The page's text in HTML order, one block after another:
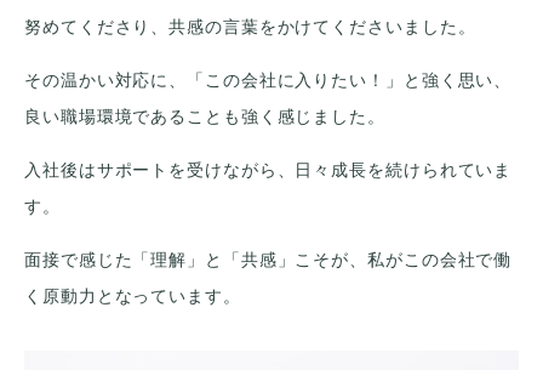
努めてくださり、共感の言葉をかけてくださいました。
その温かい対応に、「この会社に入りたい！」と強く思い、
良い職場環境であることも強く感じました。
入社後はサポートを受けながら、日々成長を続けられていま
す。
面接で感じた「理解」と「共感」こそが、私がこの会社で働
く原動力となっています。